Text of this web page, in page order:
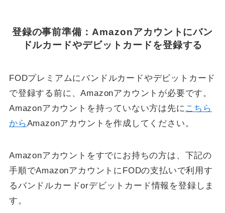
登録の事前準備：Amazonアカウントにバン
ドルカードやデビットカードを登録する
FODプレミアムにバンドルカードやデビットカード
で登録する前に、Amazonアカウントが必要です。
Amazonアカウントを持っていない方は先に こちら
からAmazonアカウントを作成してください。
Amazonアカウントをすでにお持ちの方は、下記の
手順でAmazonアカウントにFODの支払いで利用す
るバンドルカードorデビットカード情報を登録しま
す。